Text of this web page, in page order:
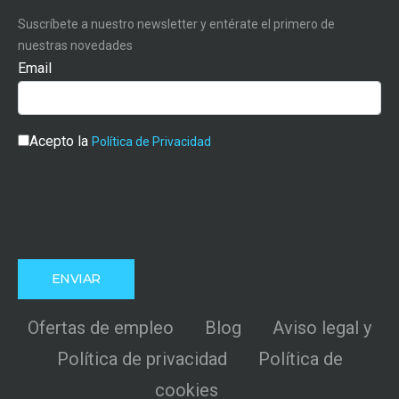
Suscríbete a nuestro newsletter y entérate el primero de
nuestras novedades
Email
Acepto la Política de Privacidad
Ofertas de empleo Blog
Aviso legal y
Política de privacidad
Política de
cookies